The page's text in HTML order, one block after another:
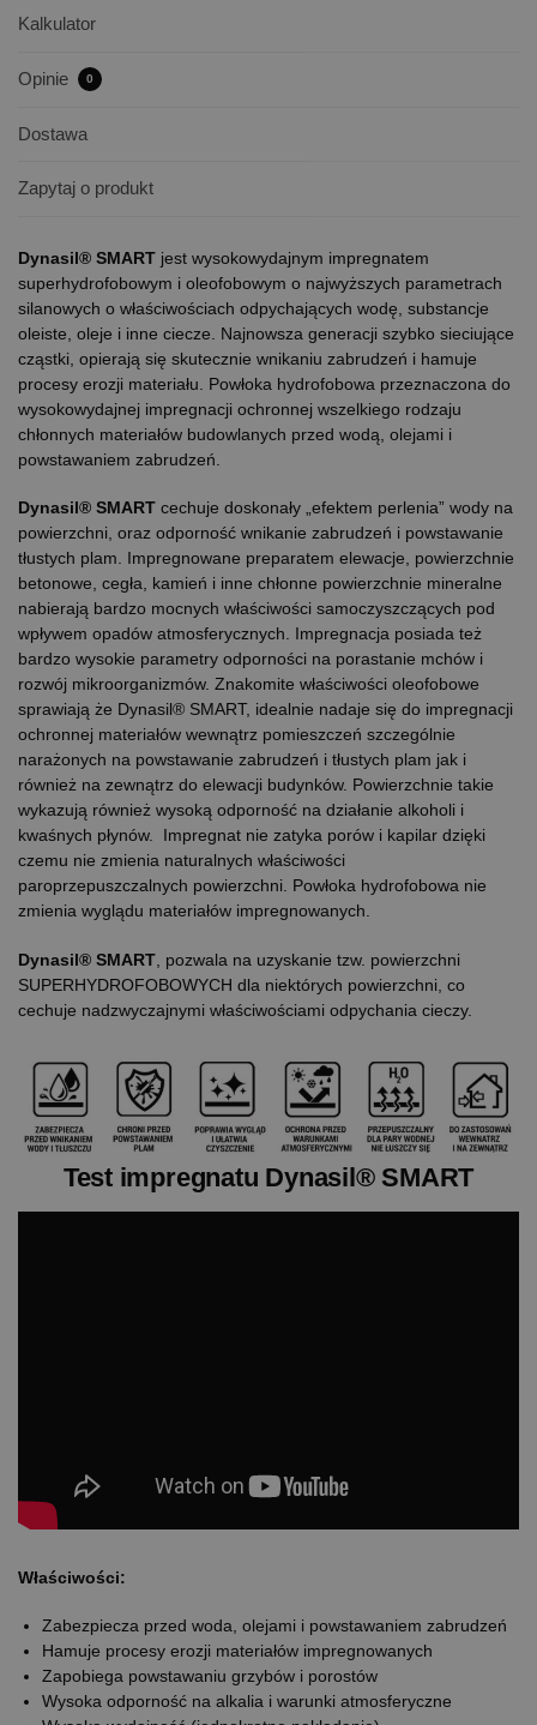
Kalkulator
Opinie 0
Dostawa
Zapytaj o produkt
Dynasil® SMART jest wysokowydajnym impregnatem
superhydrofobowym i oleofobowym o najwyższych parametrach
silanowych o właściwościach odpychających wodę, substancje
oleiste, oleje i inne ciecze. Najnowsza generacji szybko sieciujące
cząstki, opierają się skutecznie wnikaniu zabrudzeń i hamuje
procesy erozji materiału. Powłoka hydrofobowa przeznaczona do
wysokowydajnej impregnacji ochronnej wszelkiego rodzaju
chłonnych materiałów budowlanych przed wodą, olejami i
powstawaniem zabrudzeń.
Dynasil® SMART cechuje doskonały „efektem perlenia” wody na
powierzchni, oraz odporność wnikanie zabrudzeń i powstawanie
tłustych plam. Impregnowane preparatem elewacje, powierzchnie
betonowe, cegła, kamień i inne chłonne powierzchnie mineralne
nabierają bardzo mocnych właściwości samoczyszczących pod
wpływem opadów atmosferycznych. Impregnacja posiada też
bardzo wysokie parametry odporności na porastanie mchów i
rozwój mikroorganizmów. Znakomite właściwości oleofobowe
sprawiają że Dynasil® SMART, idealnie nadaje się do impregnacji
ochronnej materiałów wewnątrz pomieszczeń szczególnie
narażonych na powstawanie zabrudzeń i tłustych plam jak i
również na zewnątrz do elewacji budynków. Powierzchnie takie
wykazują również wysoką odporność na działanie alkoholi i
kwaśnych płynów. Impregnat nie zatyka porów i kapilar dzięki
czemu nie zmienia naturalnych właściwości
paroprzepuszczalnych powierzchni. Powłoka hydrofobowa nie
zmienia wyglądu materiałów impregnowanych.
Dynasil® SMART , pozwala na uzyskanie tzw. powierzchni
SUPERHYDROFOBOWYCH dla niektórych powierzchni, co
cechuje nadzwyczajnymi właściwościami odpychania cieczy.
Test impregnatu Dynasil® SMART
Właściwości:
Zabezpiecza przed woda, olejami i powstawaniem zabrudzeń
Hamuje procesy erozji materiałów impregnowanych
Zapobiega powstawaniu grzybów i porostów
Wysoka odporność na alkalia i warunki atmosferyczne